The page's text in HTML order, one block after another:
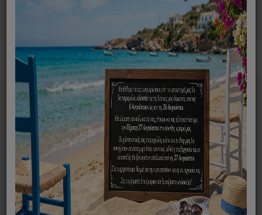
Ανταλλακτικά ηλεκτρικών συσκευών MENU
Home Ραπτομηχανή SINGER BOX 4